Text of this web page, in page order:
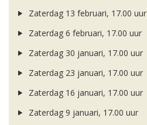
Zaterdag 13 februari, 17.00 uur
Zaterdag 6 februari, 17.00 uur
Zaterdag 30 januari, 17.00 uur
Zaterdag 23 januari, 17.00 uur
Zaterdag 16 januari, 17.00 uur
Zaterdag 9 januari, 17.00 uur